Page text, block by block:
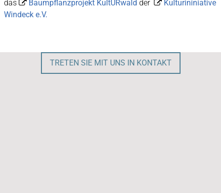
das  Baumpflanzprojekt KultURwald der  Kulturininiative
Windeck e.V.
TRETEN SIE MIT UNS IN KONTAKT